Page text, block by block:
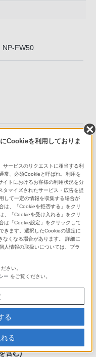
NP-FW50
含む)
Cookieを利用しておりま
サービスのリクエストに相当する利
常、必須Cookieと呼ばれ、利用を
イトにおけるお客様の利用状況を分
タマイズされたサービス・広告を提
して一定の情報を収集する場合が
は、「Cookieを拒否する」をクリ
、「Cookieを受け入れる」をクリ
は「Cookie設定」をクリックして
きます。選択したCookieの設定に
なくなる場合があります。 詳細に
人情報の取扱いについては、プラ
さい。
ー をご覧ください。
る
る